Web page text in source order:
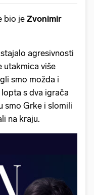
bio je Zvonimir
agresivnosti
utakmica više
smo možda i
s dva igrača
smo Grke i slomili
na kraju.